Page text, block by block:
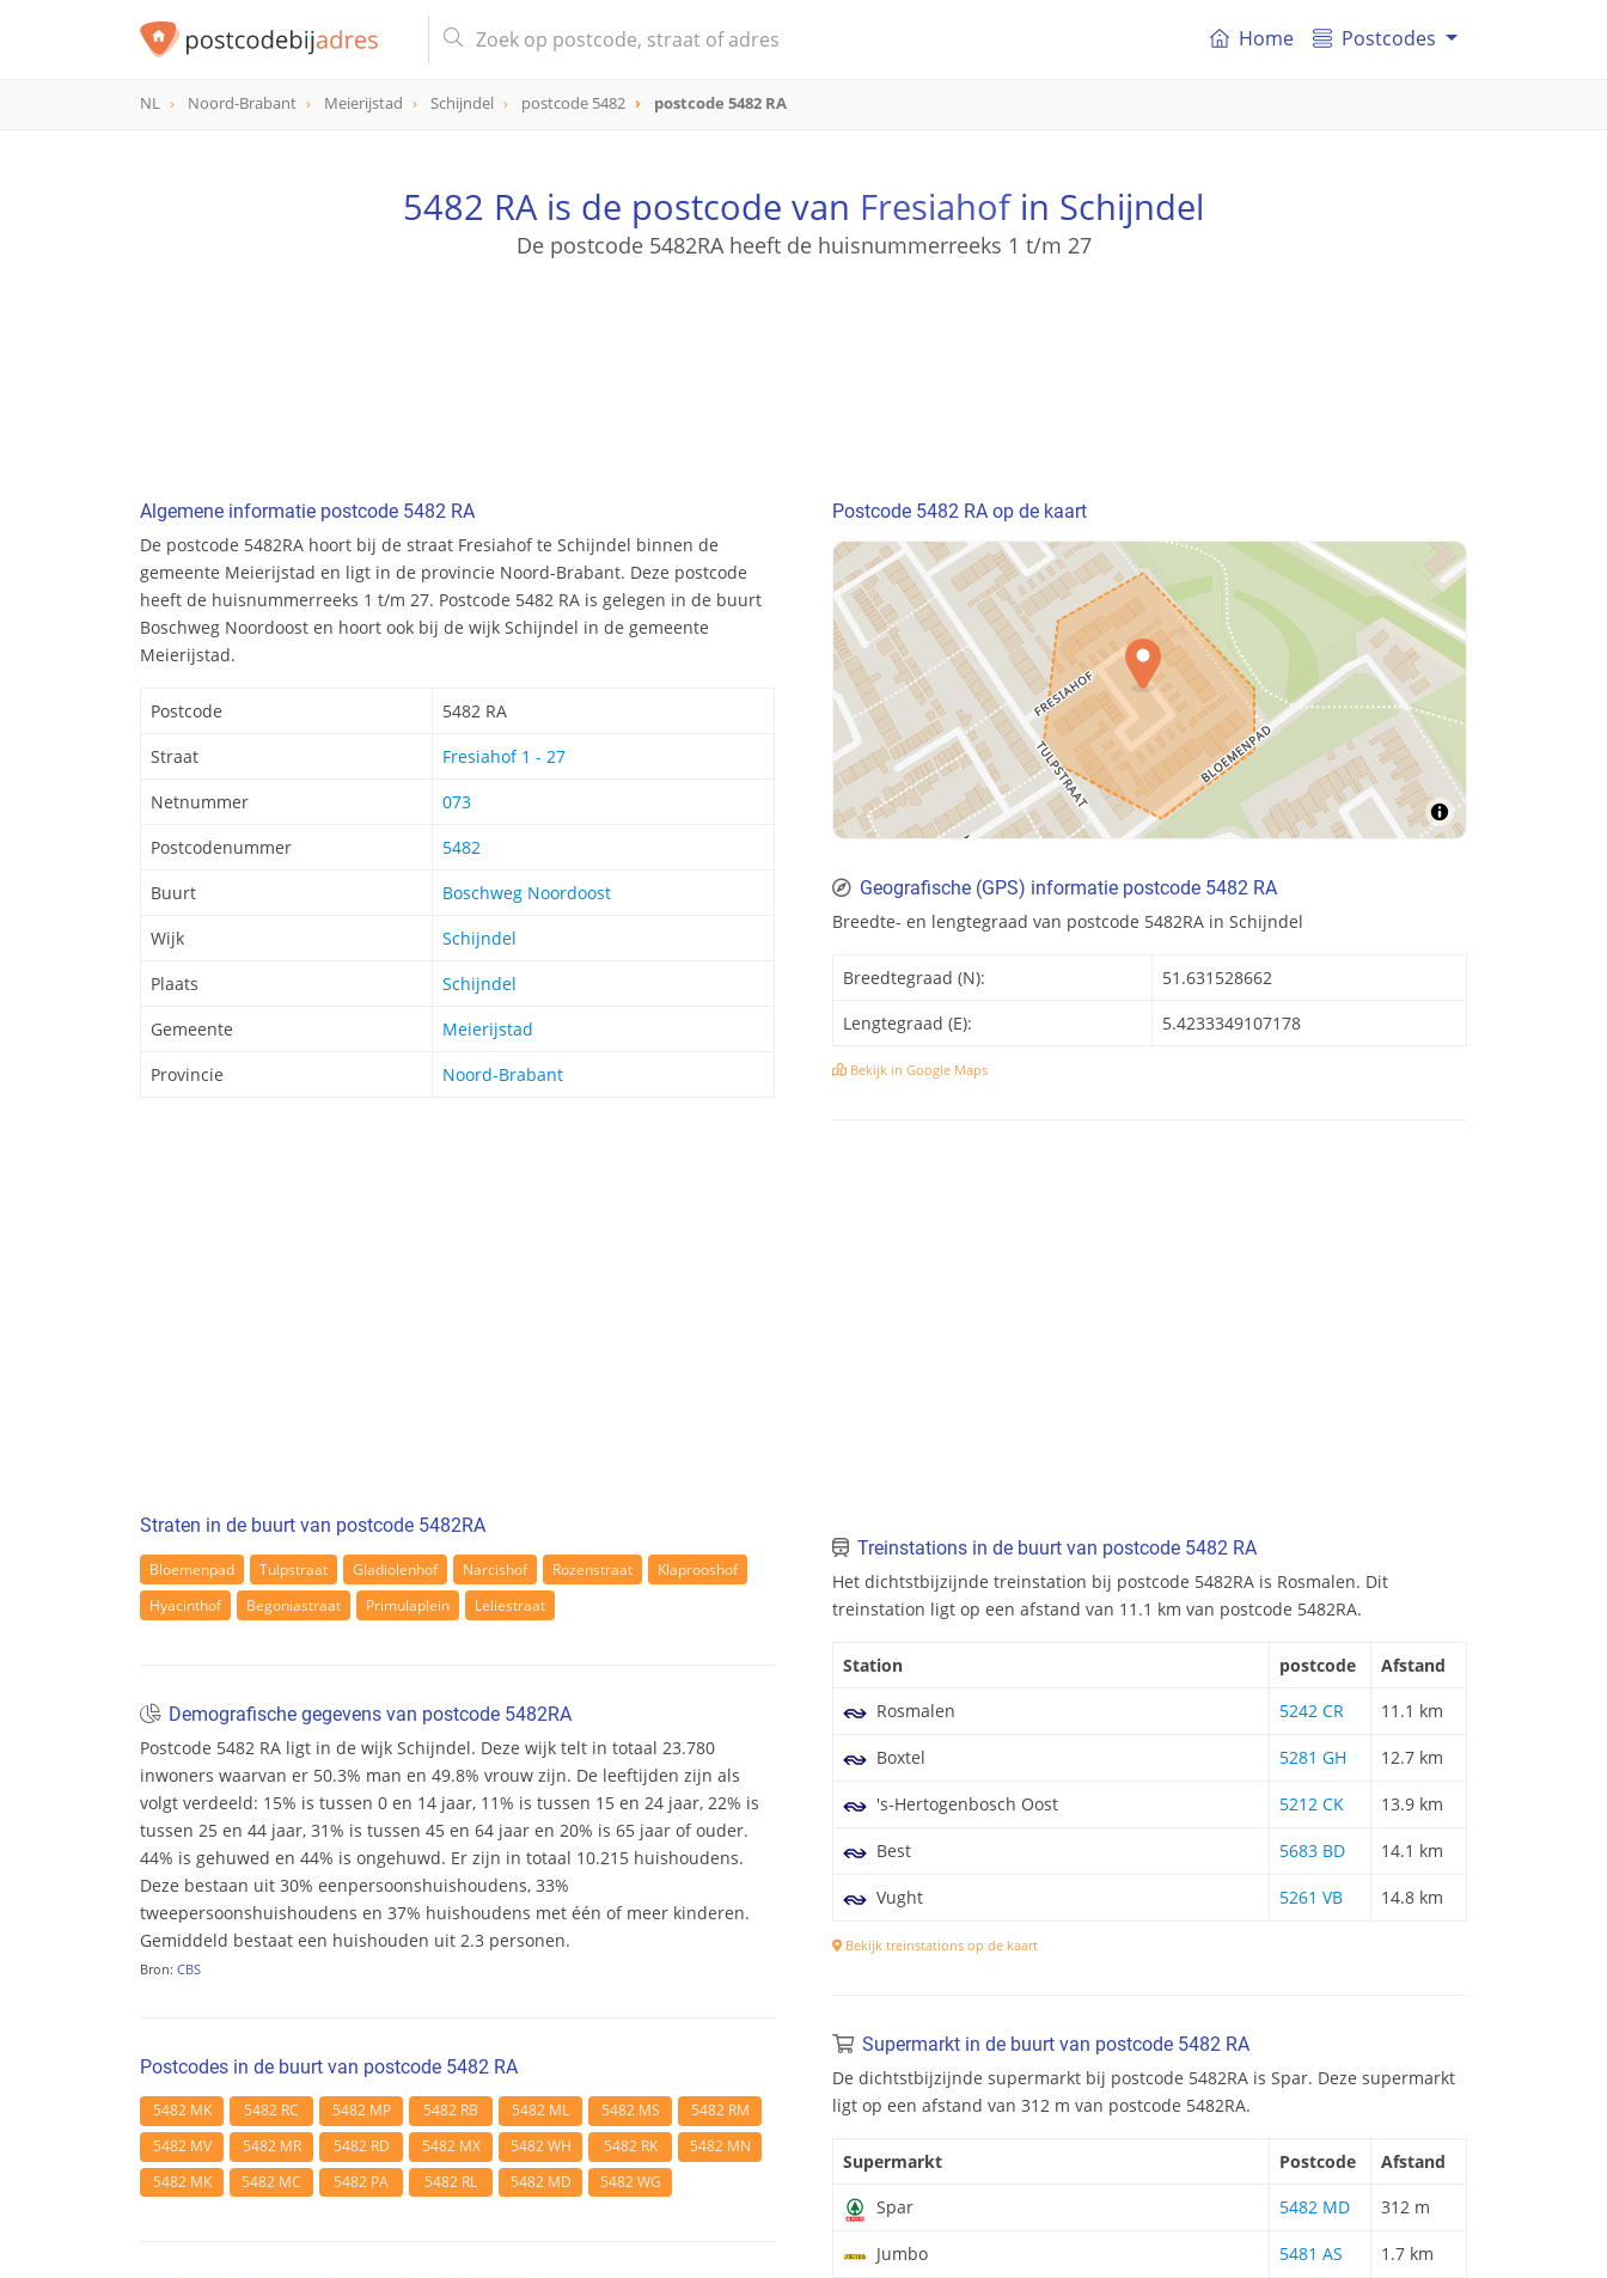
5482 RA
Home Postcodes
NL Noord-Brabant Meierijstad Schijndel postcode 5482 postcode 5482 RA
5482 RA is de postcode van Fresiahofin Schijndel
De postcode 5482RA heeft de huisnummerreeks 1 t/m 27
Algemene informatie postcode 5482 RA
De postcode 5482RA hoort bij de straat Fresiahof te Schijndel binnen de
gemeente Meierijstad en ligt in de provincie Noord-Brabant. Deze postcode
heeft de huisnummerreeks 1 t/m 27. Postcode 5482 RA is gelegen in de buurt
Boschweg Noordoost en hoort ook bij de wijk Schijndel in de gemeente
Meierijstad.
Postcode
5482 RA
Straat
Fresiahof 1 - 27
Netnummer
073
Postcodenummer
5482
Buurt
Boschweg Noordoost
Wijk
Schijndel
Plaats
Schijndel
Gemeente
Meierijstad
Provincie
Noord-Brabant
Straten in de buurt van postcode 5482RA
Bloemenpad Tulpstraat Gladiolenhof Narcishof Rozenstraat
Klaprooshof
Hyacinthof
Begoniastraat Primulaplein Leliestraat
Demografische gegevens van postcode 5482RA
Postcode 5482 RA ligt in de wijk Schijndel. Deze wijk telt in totaal 23.780
inwoners waarvan er 50.3% man en 49.8% vrouw zijn. De leeftijden zijn als
volgt verdeeld: 15% is tussen 0 en 14 jaar, 11% is tussen 15 en 24 jaar, 22% is
tussen 25 en 44 jaar, 31% is tussen 45 en 64 jaar en 20% is 65 jaar of ouder.
44% is gehuwed en 44% is ongehuwd. Er zijn in totaal 10.215 huishoudens.
Deze bestaan uit 30% eenpersoonshuishoudens, 33%
tweepersoonshuishoudens en 37% huishoudens met één of meer kinderen.
Gemiddeld bestaat een huishouden uit 2.3 personen.
Bron: CBS
Postcodes in de buurt van postcode 5482 RA
5482 MK 5482 RC 5482 MP 5482 RB 5482 ML 5482 MS
5482 RM
5482 MV
5482 MR 5482 RD 5482 MX 5482 WH 5482 RK
5482 MN
5482 MK
5482 MC 5482 PA 5482 RL 5482 MD 5482 WG
Postcode 5482 RA op de kaart
Geografische (GPS) informatie postcode 5482 RA
Breedte- en lengtegraad van postcode 5482RA in Schijndel
Breedtegraad (N):
51.631528662
Lengtegraad (E):
5.4233349107178
Bekijk in Google Maps
Treinstations in de buurt van postcode 5482 RA
Het dichtstbijzijnde treinstation bij postcode 5482RA is Rosmalen. Dit
treinstation ligt op een afstand van 11.1 km van postcode 5482RA.
Station postcode
Afstand
Rosmalen
5242 CR 11.1 km
Boxtel 5281 GH 12.7 km
's-Hertogenbosch Oost 5212 CK 13.9 km
Best 5683 BD 14.1 km
Vught 5261 VB 14.8 km
Bekijk treinstations op de kaart
Supermarkt in de buurt van postcode 5482 RA
De dichtstbijzijnde supermarkt bij postcode 5482RA is Spar. Deze supermarkt
ligt op een afstand van 312 m van postcode 5482RA.
Supermarkt Postcode
Afstand
Spar
5482 MD 312 m
Jumbo 5481 AS 1.7 km